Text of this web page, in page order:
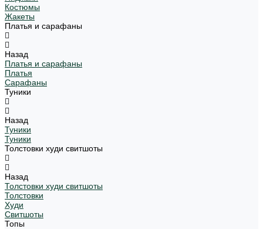
Костюмы
Жакеты
Платья и сарафаны
Назад
Платья и сарафаны
Платья
Сарафаны
Туники
Назад
Туники
Туники
Толстовки худи свитшоты
Назад
Толстовки худи свитшоты
Толстовки
Худи
Свитшоты
Топы